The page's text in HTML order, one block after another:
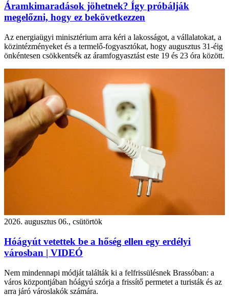
Áramkimaradások jöhetnek? Így próbálják
megelőzni, hogy ez bekövetkezzen
Az energiaügyi minisztérium arra kéri a lakosságot, a vállalatokat, a
közintézményeket és a termelő-fogyasztókat, hogy augusztus 31-éig
önkéntesen csökkentsék az áramfogyasztást este 19 és 23 óra között.
2026. augusztus 06., csütörtök
Hóágyút vetettek be a hőség ellen egy erdélyi
városban | VIDEÓ
Nem mindennapi módját találták ki a felfrissülésnek Brassóban: a
város központjában hóágyú szórja a frissítő permetet a turisták és az
arra járó városlakók számára.